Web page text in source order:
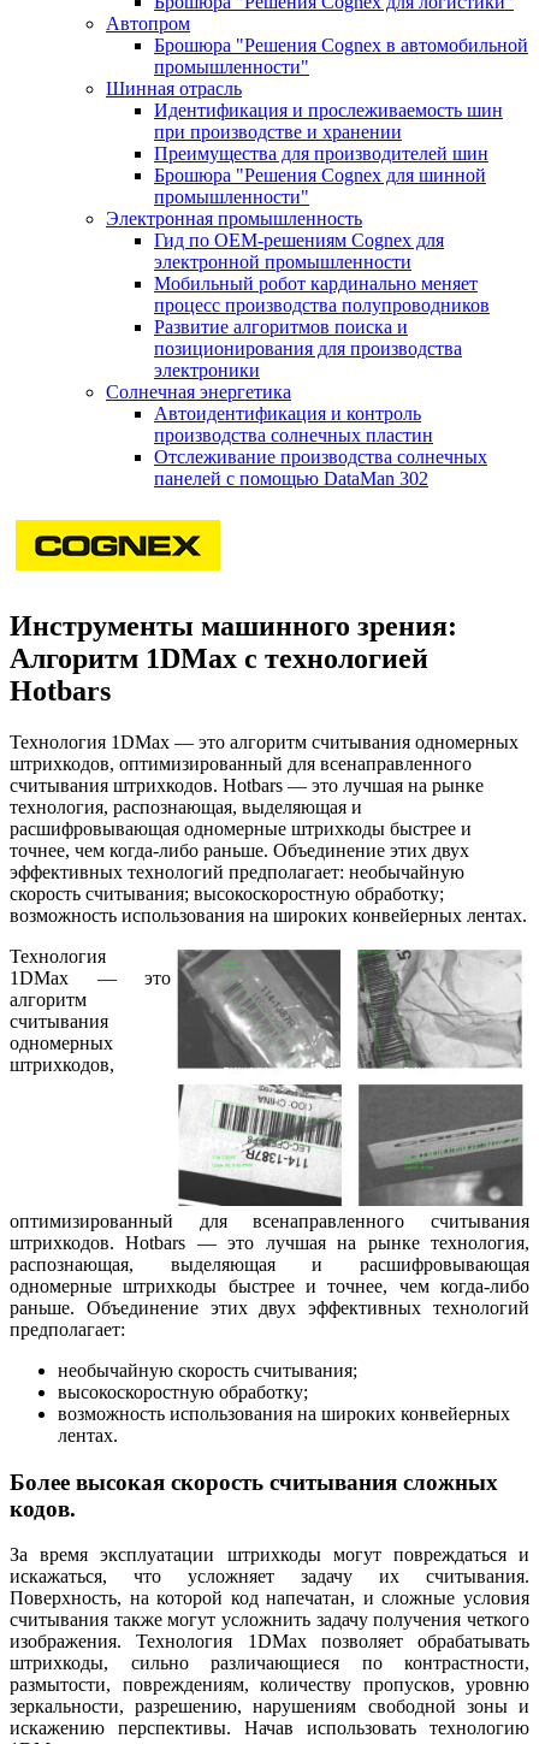
Автопром
Брошюра "Решения Cognex в автомобильной
промышленности"
Шинная отрасль
Идентификация и прослеживаемость шин
при производстве и хранении
Преимущества для производителей шин
Брошюра "Решения Cognex для шинной
промышленности"
Электронная промышленность
Гид по ОЕМ-решениям Cognex для
электронной промышленности
Мобильный робот кардинально меняет
процесс производства полупроводников
Развитие алгоритмов поиска и
позиционирования для производства
электроники
Солнечная энергетика
Автоидентификация и контроль
производства солнечных пластин
Отслеживание производства солнечных
панелей с помощью DataMan 302
Инструменты машинного зрения:
Алгоритм 1DMax с технологией
Hotbars
Технология 1DMax — это алгоритм считывания одномерных
штрихкодов, оптимизированный для всенаправленного
считывания штрихкодов. Hotbars — это лучшая на рынке
технология, распознающая, выделяющая и
расшифровывающая одномерные штрихкоды быстрее и
точнее, чем когда-либо раньше. Объединение этих двух
эффективных технологий предполагает: необычайную
скорость считывания; высокоскоростную обработку;
возможность использования на широких конвейерных лентах.
Технология
1DMax — это
алгоритм
считывания
одномерных
штрихкодов,
оптимизированный для всенаправленного считывания
штрихкодов. Hotbars — это лучшая на рынке технология,
распознающая, выделяющая и расшифровывающая
одномерные штрихкоды быстрее и точнее, чем когда-либо
раньше. Объединение этих двух эффективных технологий
предполагает:
необычайную скорость считывания;
высокоскоростную обработку;
возможность использования на широких конвейерных
лентах.
Более высокая скорость считывания сложных
кодов.
За время эксплуатации штрихкоды могут повреждаться и
искажаться, что усложняет задачу их считывания.
Поверхность, на которой код напечатан, и сложные условия
считывания также могут усложнить задачу получения четкого
изображения. Технология 1DMax позволяет обрабатывать
штрихкоды, сильно различающиеся по контрастности,
размытости, повреждениям, количеству пропусков, уровню
зеркальности, разрешению, нарушениям свободной зоны и
искажению перспективы. Начав использовать технологию